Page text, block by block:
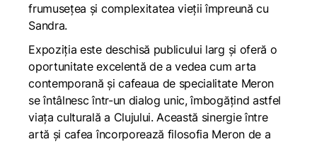
frumusețea și complexitatea vieții împreună cu
Sandra.
Expoziția este deschisă publicului larg și oferă o
oportunitate excelentă de a vedea cum arta
contemporană și cafeaua de specialitate Meron
se întâlnesc într-un dialog unic, îmbogățind astfel
viața culturală a Clujului. Această sinergie între
artă și cafea încorporează filosofia Meron de a